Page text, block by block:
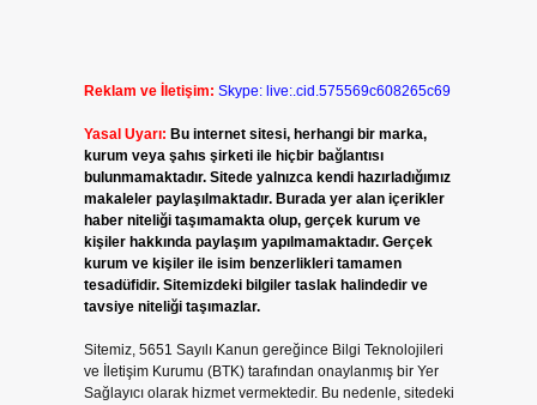
Reklam ve İletişim: Skype: live:.cid.575569c608265c69
Yasal Uyarı: Bu internet sitesi, herhangi bir marka,
kurum veya şahıs şirketi ile hiçbir bağlantısı
bulunmamaktadır. Sitede yalnızca kendi hazırladığımız
makaleler paylaşılmaktadır. Burada yer alan içerikler
haber niteliği taşımamakta olup, gerçek kurum ve
kişiler hakkında paylaşım yapılmamaktadır. Gerçek
kurum ve kişiler ile isim benzerlikleri tamamen
tesadüfidir. Sitemizdeki bilgiler taslak halindedir ve
tavsiye niteliği taşımazlar.
Sitemiz, 5651 Sayılı Kanun gereğince Bilgi Teknolojileri
ve İletişim Kurumu (BTK) tarafından onaylanmış bir Yer
Sağlayıcı olarak hizmet vermektedir. Bu nedenle, sitedeki